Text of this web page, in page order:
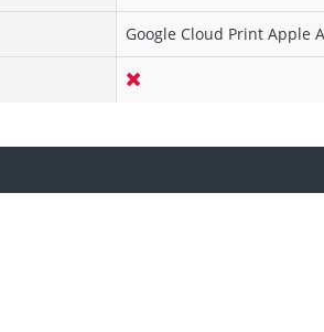
Google Cloud Print Apple